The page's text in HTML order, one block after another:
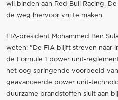
wil binden aan Red Bull Racing.
de weg hiervoor vrij te maken.
FIA-president Mohammed Ben
weten: "De FIA blijft streven naar
de Formule 1 power unit-
het oog springende voorbeeld
geavanceerde power unit-
duurzame brandstoffen sluit aan